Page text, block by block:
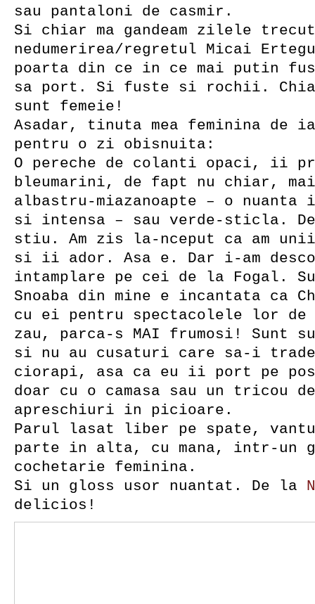
sau pantaloni de casmir.
Si chiar ma gandeam zilele
nedumerirea/regretul Micai
poarta din ce in ce mai putin
sa port. Si fuste si rochii.
sunt femeie!
Asadar, tinuta mea feminina de
pentru o zi obisnuita:
O pereche de colanti opaci, ii
bleumarini, de fapt nu chiar, mai
albastru-miazanoapte – o nuanta
si intensa – sau verde-sticla.
stiu. Am zis la-nceput ca am
si ii ador. Asa e. Dar i-am
intamplare pe cei de la Fogal.
Snoaba din mine e incantata ca
cu ei pentru spectacolele lor de
zau, parca-s MAI frumosi! Sunt
si nu au cusaturi care sa-i
ciorapi, asa ca eu ii port pe
doar cu o camasa sau un tricou
apreschiuri in picioare.
Parul lasat liber pe spate,
parte in alta, cu mana, intr-un
cochetarie feminina.
Si un gloss usor nuantat. De la
delicios!